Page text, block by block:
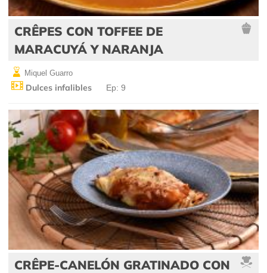
CRÊPES CON TOFFEE DE
MARACUYÁ Y NARANJA
Miquel Guarro
Dulces infalibles Ep: 9
CRÊPE-CANELÓN GRATINADO CON